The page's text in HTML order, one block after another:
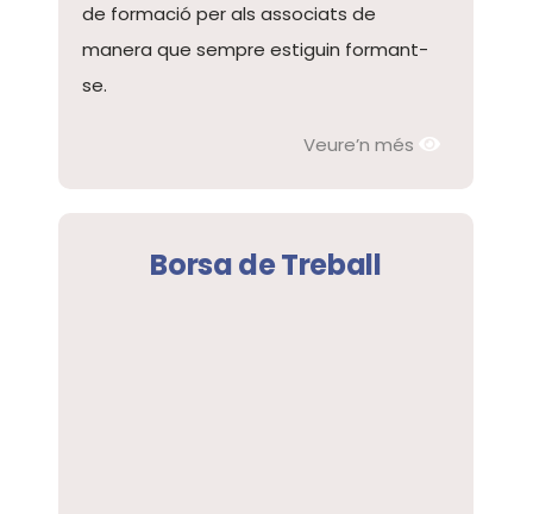
de formació per als associats de
manera que sempre estiguin formant-
se.
Veure’n més
Borsa de Treball